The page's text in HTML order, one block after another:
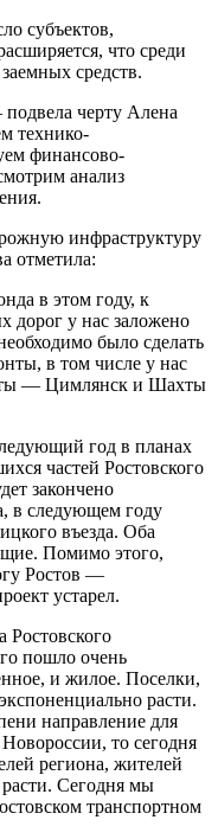
субъектов,
что среди
средств.
черту Алена
технико-
финансово-
анализ
инфраструктуру
отметила:
в этом году, к
дорог у нас заложено
было сделать
в том числе у нас
— Цимлянск и Шахты
год в планах
частей Ростовского
закончено
в следующем году
въезда. Оба
Помимо этого,
Ростов —
устарел.
пошло очень
и жилое. Поселки,
расти.
направление для
то сегодня
региона, жителей
Сегодня мы
транспортном